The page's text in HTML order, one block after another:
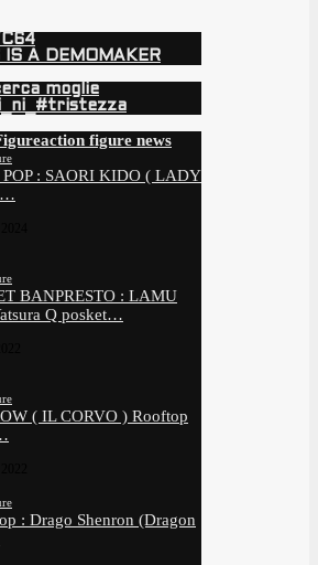
IS A DEMOMAKER
moglie
action figure news
: SAORI KIDO ( LADY
BANPRESTO : LAMU
Q posket…
( IL CORVO ) Rooftop
: Drago Shenron (Dragon